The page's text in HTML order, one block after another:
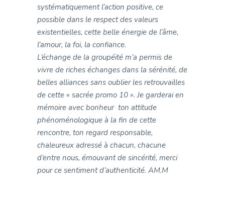
systématiquement l’action positive, ce
possible dans le respect des valeurs
existentielles, cette belle énergie de l’âme,
l’amour, la foi, la confiance.
L’échange de la groupéité m’a permis de
vivre de riches échanges dans la sérénité, de
belles alliances sans oublier les retrouvailles
de cette « sacrée promo 10 ». Je garderai en
mémoire avec bonheur ton attitude
phénoménologique à la fin de cette
rencontre, ton regard responsable,
chaleureux adressé à chacun, chacune
d’entre nous, émouvant de sincérité, merci
pour ce sentiment d’authenticité. AM.M